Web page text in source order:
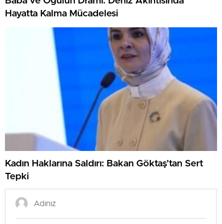
Hayatta Kalma Mücadelesi
Kadın Haklarına Saldırı: Bakan Göktaş’tan Sert
Tepki